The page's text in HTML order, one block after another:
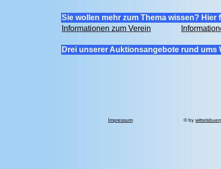
Sie wollen mehr zum Thema wissen? Hier
Informationen zum Verein
Drei unserer Auktionsangebote rund ums
Impressum © by